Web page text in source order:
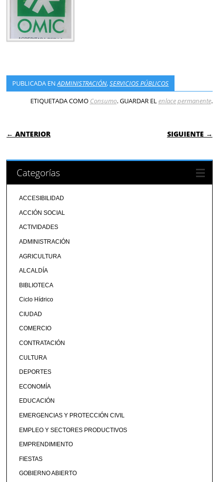
PUBLICADA ENADMINISTRACIÓN,SERVICIOS PÚBLICOS
ETIQUETADA COMO Consumo. GUARDAR ELenlace permanente.
NAVEGACIÓN DE ENTRADAS
← ANTERIOR SIGUIENTE →
Categorías
ACCESIBILIDAD
ACCIÓN SOCIAL
ACTIVIDADES
ADMINISTRACIÓN
AGRICULTURA
ALCALDÍA
BIBLIOTECA
Ciclo Hídrico
CIUDAD
COMERCIO
CONTRATACIÓN
CULTURA
DEPORTES
ECONOMÍA
EDUCACIÓN
EMERGENCIAS Y PROTECCIÓN CIVIL
EMPLEO Y SECTORES PRODUCTIVOS
EMPRENDIMIENTO
FIESTAS
GOBIERNO ABIERTO